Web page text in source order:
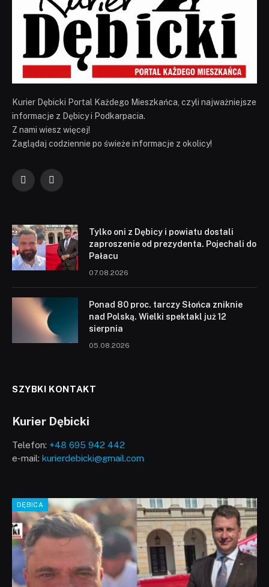
Kurier Dębicki Portal Każdego Mieszkańca, czyli najważniejsze
informacje z Dębicy i Podkarpacia.
Z nami wiesz więcej!
Zaglądaj codziennie po świeże informacje z okolicy!
FacebookYouTube
Tylko oni z Dębicy i powiatu dostali
zaproszenie od prezydenta. Pojechali do
Pałacu
07.08.2026
Ponad 80 proc. tarczy Słońca zniknie
nad Polską. Wielki spektakl już 12
sierpnia
05.08.2026
SZYBKI KONTAKT
Kurier Dębicki
Telefon: +48 695 942 442
e-mail: kurierdebicki@gmail.com
DĘBICA